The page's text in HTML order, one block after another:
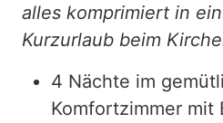
alles komprimiert in
Kurzurlaub beim
4 Nächte im
Komfortzimmer mit